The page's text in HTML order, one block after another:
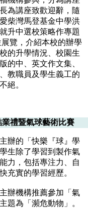
為講座致歡迎辭，隨
柴灣馬登基金中學洪
升中選校策略作專題
覽，介紹本校的辦學
的升學情況、校園生
的中、英文作文集、
教職員及學生義工的
絕。
禮暨氣球藝術比賽
辦的「快樂『球』學
生除了學習到製作氣
力，包括專注力、自
充實的學習經歷。
辦機構推薦參加「氣
題為「瀕危動物」。